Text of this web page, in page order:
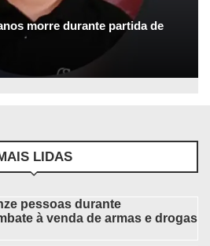
morre durante partida de
LIDAS
pessoas durante
à venda de armas e drogas